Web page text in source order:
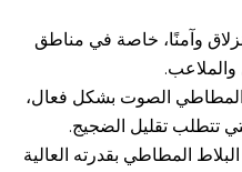
وآمنًا، خاصة في مناطق
المطاطي الصوت بشكل فعال،
تتطلب تقليل الضجيج.
البلاط المطاطي بقدرته العالية